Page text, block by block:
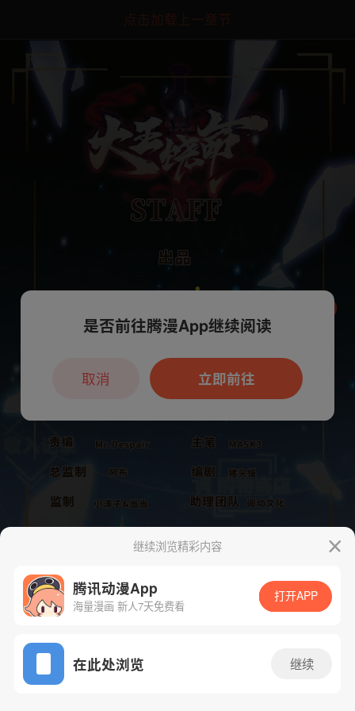
点击加载上一章节
App免费看
下一话
继续浏览精彩内容
腾讯动漫App
海量漫画 新人7天免费看
打开APP
在此处浏览 继续
本章节仅支持App阅读，可打开App新用
户7天免费看
是否前往腾漫App继续阅读
立即前往
取消